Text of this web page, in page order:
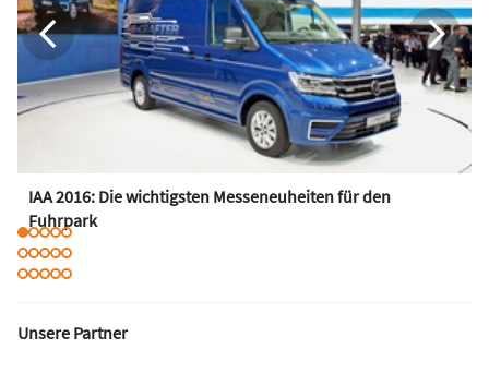
IAA 2016: Die wichtigsten Messeneuheiten für den
Fuhrpark
Unsere Partner